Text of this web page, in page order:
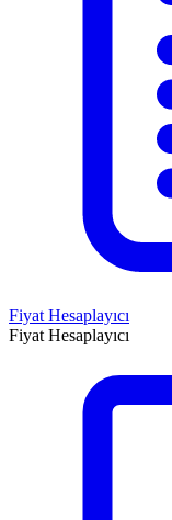
Fiyat Hesaplayıcı
Fiyat Hesaplayıcı